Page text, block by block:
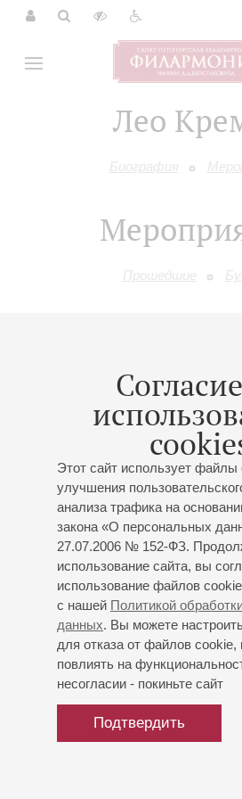
Лео
Биография
Этот сайт использует файлы
улучшения
анализа трафика на
закона «О персональных
27.07.2006 № 152-ФЗ.
использование сайта, вы
использование файлов
с нашей Политикой
данных. Вы можете
для отказа от файлов cookie,
повлиять на
несогласии - покиньте сайт
Подтвердить
Прошедшие
Дирижер – Лео
(Германия)
Солист – Никита
Концерт 3-го абонемента «
оркестр России »
Заслуженный коллектив
симфонический оркестр
Моцарт: Концерт для кларнета с
Брукнер : Симфония № 4
Купить билет 500 — 1300